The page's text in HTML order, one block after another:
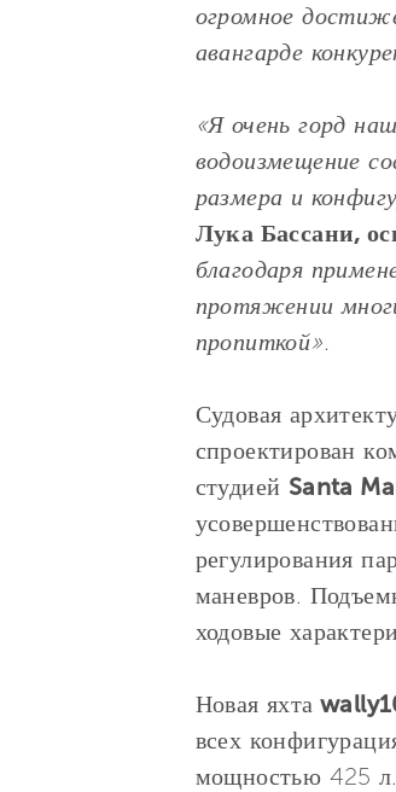
огромное
авангарде
«Я очень горд
водоизмещение
размера и
Лука Бассани,
благодаря
протяжении
пропиткой».
Судовая
спроектирован
студией Santa
регулирования
маневров.
ходовые
Новая яхта
всех
мощностью 425